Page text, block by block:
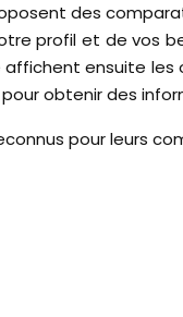
des
profil et de vos
affichent ensuite
obtenir des
pour leurs